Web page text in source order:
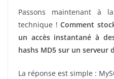
Passons maintenant à
technique !Comment
un accès instantané à
hashs MD5 sur un serveur
La réponse est simple :